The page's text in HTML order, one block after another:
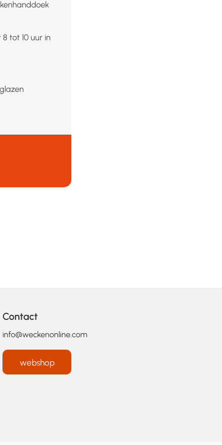
tot 10 uur in
Contact
info@weckenonline.com
webshop